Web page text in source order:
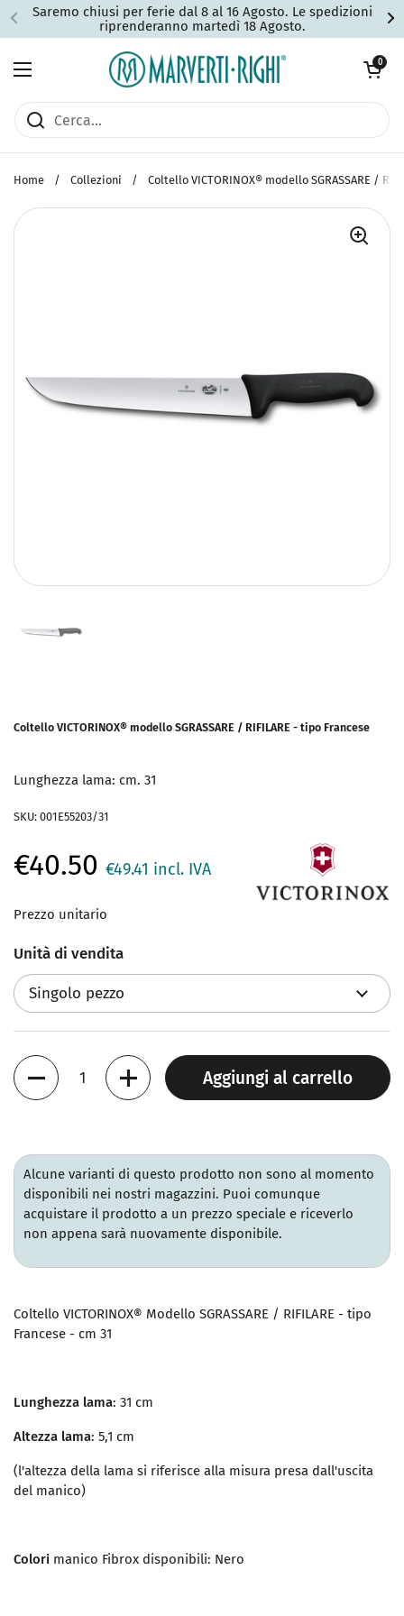
Passa ai contenuti
Saremo chiusi per ferie dal 8 al 16 Agosto. Le spedizioni
riprenderanno martedì 18 Agosto.
Apri menu
Apri carrello
0
Home / Collezioni / Coltello VICTORINOX® modello SGRASSARE /
Coltello VICTORINOX® modello SGRASSARE / RIFILARE - tipo Francese
Lunghezza lama: cm. 31
SKU: 001E55203/31
€40.50 €49.41 incl. IVA
Prezzo unitario
Unità di vendita
Quantità
Aggiungi al carrello
Alcune varianti di questo prodotto non sono al momento
disponibili nei nostri magazzini. Puoi comunque
acquistare il prodotto a un prezzo speciale e riceverlo
non appena sarà nuovamente disponibile.
Coltello VICTORINOX® Modello SGRASSARE / RIFILARE - tipo
Francese - cm 31
Lunghezza lama: 31 cm
Altezza lama: 5,1 cm
(l'altezza della lama si riferisce alla misura presa dall'uscita
del manico)
Colori manico Fibrox disponibili: Nero